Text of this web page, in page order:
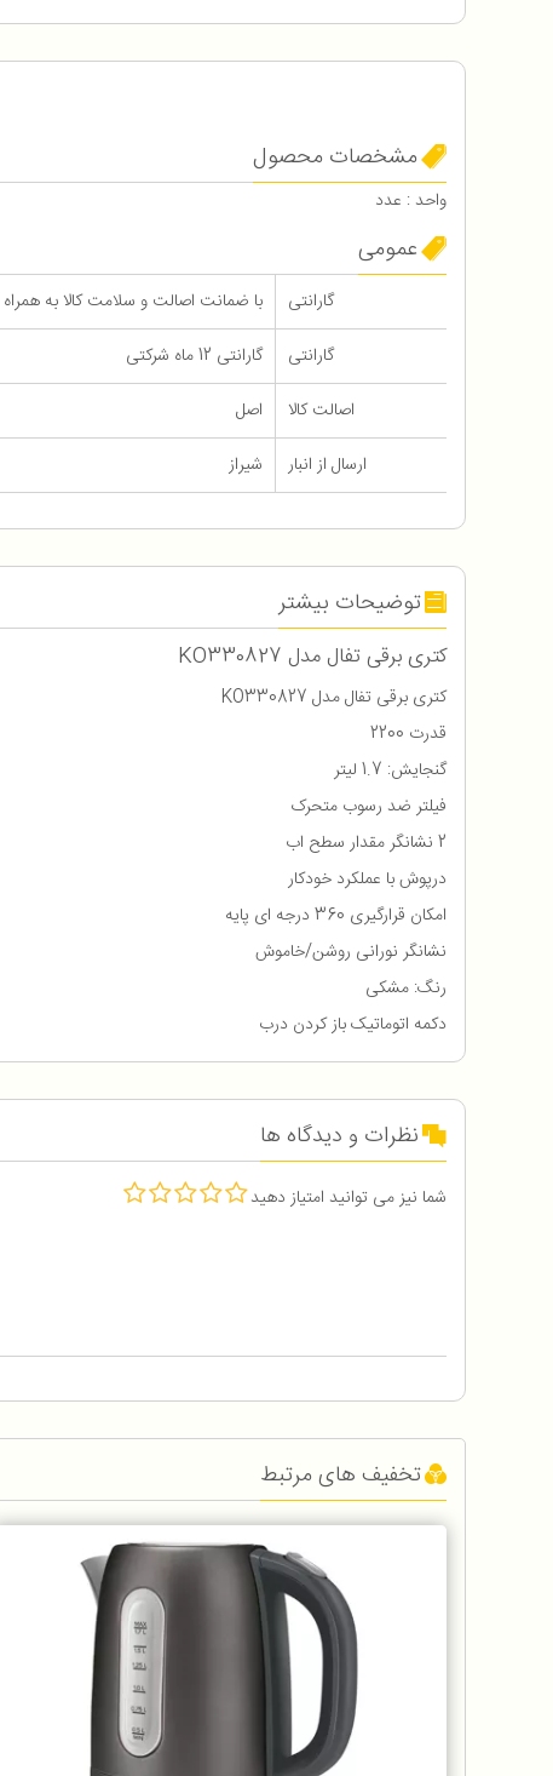
مشخصات محصول
واحد : عدد
عمومی
گارانتی
با ضمانت اصالت و سلامت کالا به همراه 12 ماه گارانتی
گارانتی
گارانتی 12 ماه شرکتی
اصالت کالا
اصل
ارسال از انبار
شیراز
توضیحات بیشتر
کتری برقی تفال مدل KO330827
کتری برقی تفال مدل KO330827
قدرت 2200
گنجايش: 1.7 ليتر
فیلتر ضد رسوب متحرک
2 نشانگر مقدار سطح اب
درپوش با عملکرد خودکار
امکان قرارگیری 360 درجه ای پایه
نشانگر نورانی روشن/خاموش
رنگ: مشکی
دکمه اتوماتیک باز کردن درب
نظرات و دیدگاه ها
شما نیز می توانید امتیاز دهید
تخفیف های مرتبط